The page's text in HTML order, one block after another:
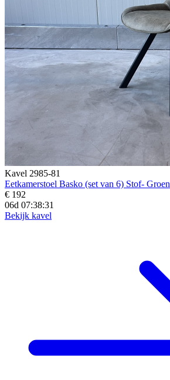
Kavel 2985-81
Eetkamerstoel Basko (set van 6) Stof- Groen
€ 192
06d 07:38:29
Bekijk kavel